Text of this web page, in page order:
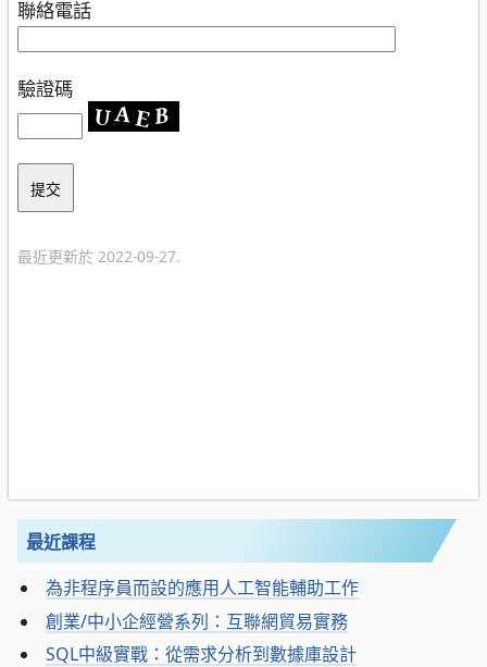
聯絡電話
驗證碼
最近更新於 2022-09-27.
最近課程
為非程序員而設的應用人工智能輔助工作
創業/中小企經營系列：互聯網貿易實務
SQL中級實戰：從需求分析到數據庫設計